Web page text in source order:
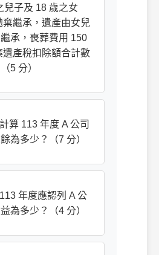
兒子及 18 歲之女
棄繼承，遺產由女兒
承，喪葬費用 150
遺產稅扣除額合計數
5 分）
算 113 年度 A 公司
為多少？（7 分）
年度應認列 A 公
為多少？（4 分）